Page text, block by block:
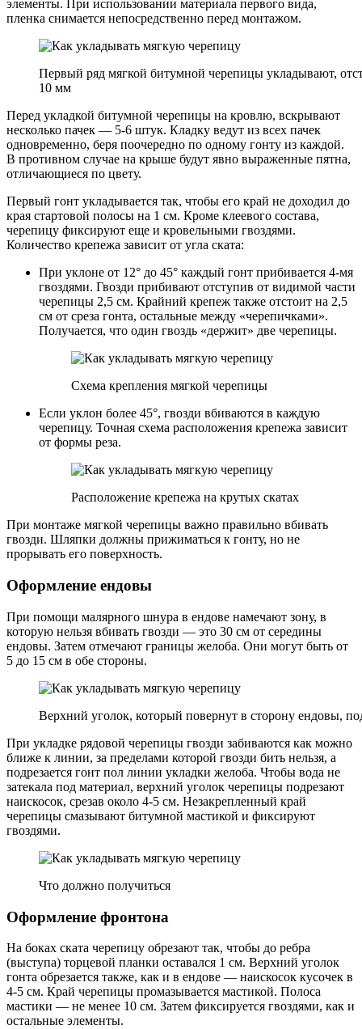
элементы. При использовании материала первого вида,
пленка снимается непосредственно перед монтажом.
Первый ряд мягкой битумной черепицы укладывают,
10 мм
Перед укладкой битумной черепицы на кровлю, вскрывают
несколько пачек — 5-6 штук. Кладку ведут из всех пачек
одновременно, беря поочередно по одному гонту из каждой.
В противном случае на крыше будут явно выраженные пятна,
отличающиеся по цвету.
Первый гонт укладывается так, чтобы его край не доходил до
края стартовой полосы на 1 см. Кроме клеевого состава,
черепицу фиксируют еще и кровельными гвоздями.
Количество крепежа зависит от угла ската:
При уклоне от 12° до 45° каждый гонт прибивается 4-мя
гвоздями. Гвозди прибивают отступив от видимой части
черепицы 2,5 см. Крайний крепеж также отстоит на 2,5
см от среза гонта, остальные между «черепичками».
Получается, что один гвоздь «держит» две черепицы.
Схема крепления мягкой черепицы
Если уклон более 45°, гвозди вбиваются в каждую
черепицу. Точная схема расположения крепежа зависит
от формы реза.
Расположение крепежа на крутых скатах
При монтаже мягкой черепицы важно правильно вбивать
гвозди. Шляпки должны прижиматься к гонту, но не
прорывать его поверхность.
Оформление ендовы
При помощи малярного шнура в ендове намечают зону, в
которую нельзя вбивать гвозди — это 30 см от середины
ендовы. Затем отмечают границы желоба. Они могут быть от
5 до 15 см в обе стороны.
Верхний уголок, который повернут в сторону ендовы,
При укладке рядовой черепицы гвозди забиваются как можно
ближе к линии, за пределами которой гвозди бить нельзя, а
подрезается гонт пол линии укладки желоба. Чтобы вода не
затекала под материал, верхний уголок черепицы подрезают
наискосок, срезав около 4-5 см. Незакрепленный край
черепицы смазывают битумной мастикой и фиксируют
гвоздями.
Что должно получиться
Оформление фронтона
На боках ската черепицу обрезают так, чтобы до ребра
(выступа) торцевой планки оставался 1 см. Верхний уголок
гонта обрезается также, как и в ендове — наискосок кусочек в
4-5 см. Край черепицы промазывается мастикой. Полоса
мастики — не менее 10 см. Затем фиксируется гвоздями, как и
остальные элементы.